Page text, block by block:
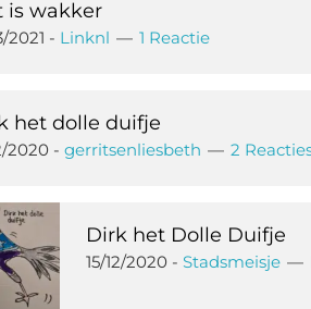
is wakker
2021 - Linknl 1 Reactie
het dolle duifje
2020 - gerritsenliesbeth 2
Dirk het Dolle Duifje
15/12/2020 - Stadsmeisje